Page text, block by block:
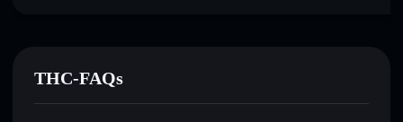
THC-FAQs